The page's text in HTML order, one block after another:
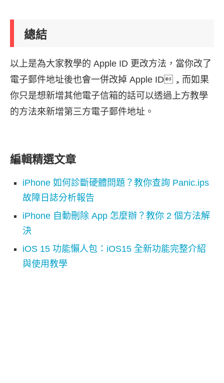
總結
以上是為大家教學的 Apple ID 更改方法，當你改了
電子郵件地址後也會一併改掉 Apple ID，而如果
你只是想新增其他電子信箱的話可以透過上方教學
的方法來新增第三方電子郵件地址。
編輯精選文章
iPhone 如何診斷硬體問題？教你查詢 Panic.ips
故障日誌分析報告
iPhone 自動刪除 App 怎麼辦？教你 2 個方法解
決
iOS 15 功能懶人包：iOS15 全新功能完整介紹
與使用教學